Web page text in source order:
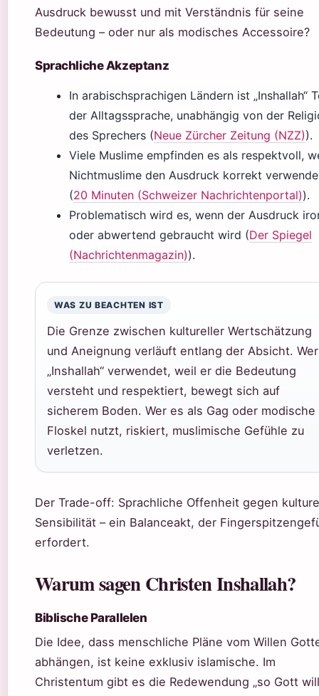
Ausdruck bewusst und mit Verständnis für seine
Bedeutung – oder nur als modisches Accessoire?
Sprachliche Akzeptanz
In arabischsprachigen Ländern ist „Inshallah“
der Alltagssprache, unabhängig von der
des Sprechers (Neue Zürcher Zeitung (NZZ)).
Viele Muslime empfinden es als respektvoll,
Nichtmuslime den Ausdruck korrekt
(20 Minuten (Schweizer Nachrichtenportal)).
Problematisch wird es, wenn der Ausdruck
oder abwertend gebraucht wird (Der Spiegel
(Nachrichtenmagazin)).
WAS ZU BEACHTEN IST
Die Grenze zwischen kultureller Wertschätzung
und Aneignung verläuft entlang der Absicht. Wer
„Inshallah“ verwendet, weil er die Bedeutung
versteht und respektiert, bewegt sich auf
sicherem Boden. Wer es als Gag oder modische
Floskel nutzt, riskiert, muslimische Gefühle zu
verletzen.
Der Trade-off: Sprachliche Offenheit gegen
Sensibilität – ein Balanceakt, der
erfordert.
Warum sagen Christen Inshallah?
Biblische Parallelen
Die Idee, dass menschliche Pläne vom Willen
abhängen, ist keine exklusiv islamische. Im
Christentum gibt es die Redewendung „so Gott